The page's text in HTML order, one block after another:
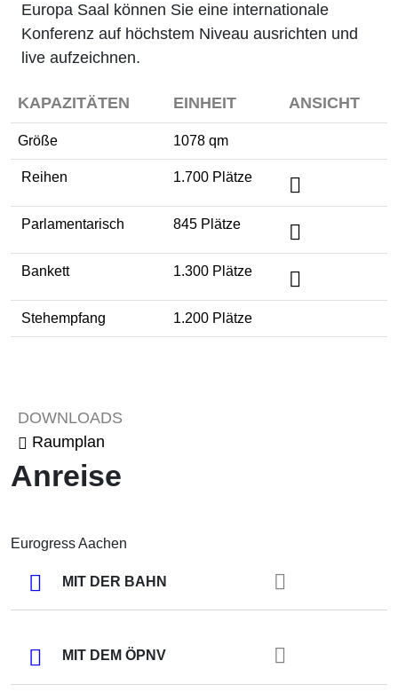
Europa Saal können Sie eine internationale
Konferenz auf höchstem Niveau ausrichten und
live aufzeichnen.
KAPAZITÄTEN EINHEIT ANSICHT
Größe 1078 qm
Reihen 1.700 Plätze
Parlamentarisch 845 Plätze
Bankett 1.300 Plätze
Stehempfang 1.200 Plätze
DOWNLOADS
Raumplan
Anreise
Eurogress Aachen
MIT DER BAHN
MIT DEM ÖPNV